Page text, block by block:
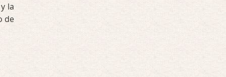
la
de